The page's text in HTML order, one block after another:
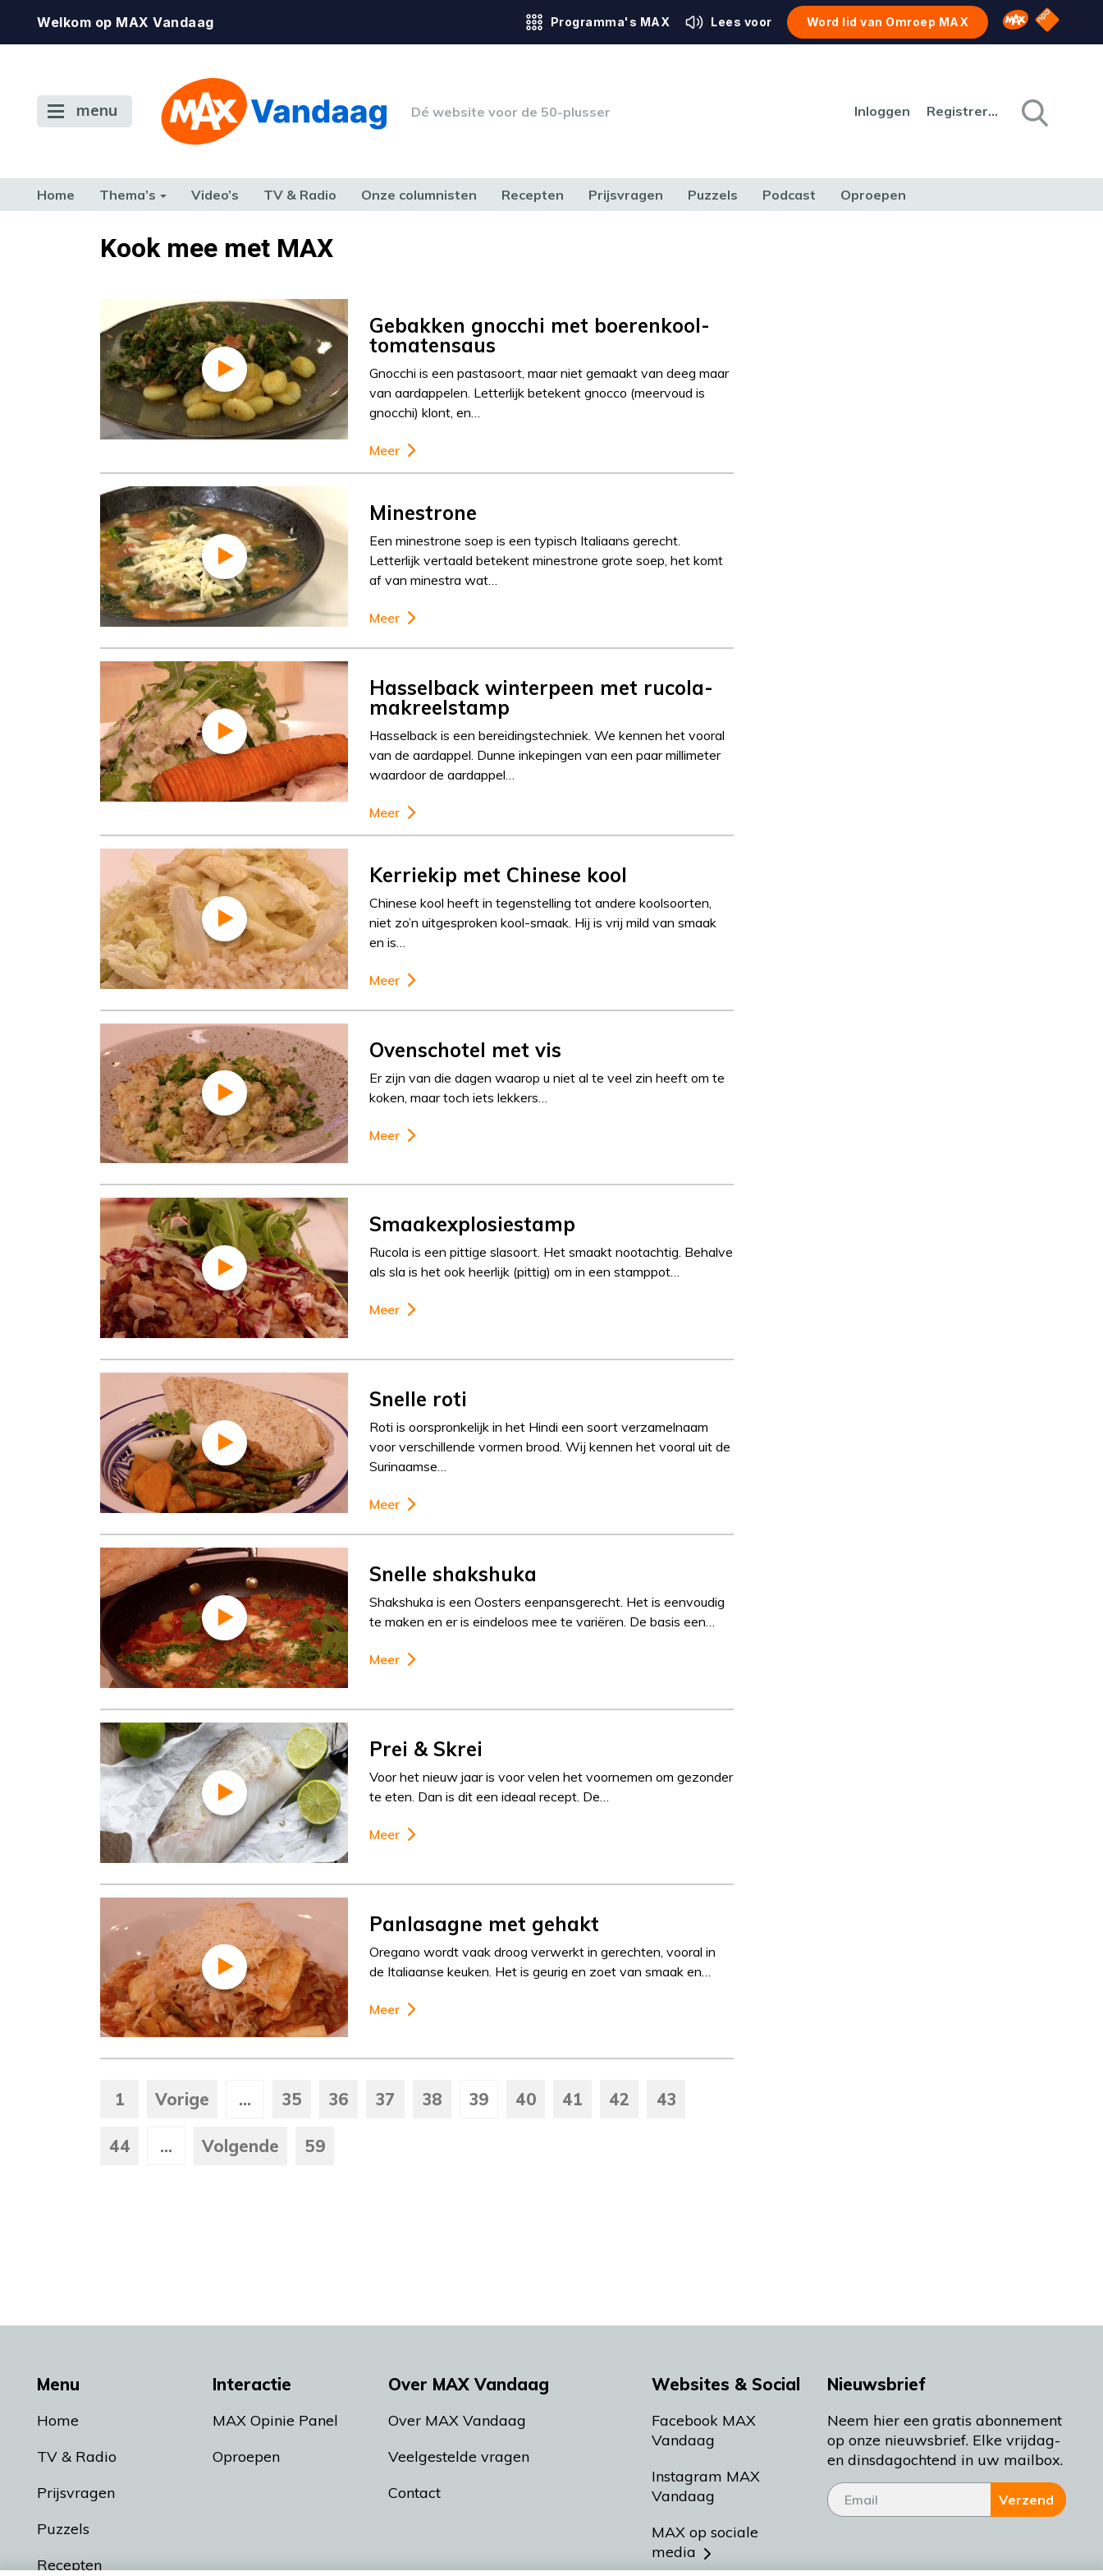
Welkom op MAX Vandaag Programma's MAX Lees voor Word lid van Omroep MAX Omroep MAX
NPO
menu Dé website voor de 50-plusser Inloggen Registreren
Home Thema’s Video’s TV & Radio Onze columnisten Recepten Prijsvragen Puzzels Podcast Oproepen
TERUG NAAR TOENKook mee met MAX
Gebakken gnocchi met boerenkool-
tomatensaus
Gnocchi is een pastasoort, maar niet gemaakt van deeg maar
van aardappelen. Letterlijk betekent gnocco (meervoud is
gnocchi) klont, en…
Meer
Minestrone
Een minestrone soep is een typisch Italiaans gerecht.
Letterlijk vertaald betekent minestrone grote soep, het komt
af van minestra wat…
Meer
Hasselback winterpeen met rucola-
makreelstamp
Hasselback is een bereidingstechniek. We kennen het vooral
van de aardappel. Dunne inkepingen van een paar millimeter
waardoor de aardappel…
Meer
Kerriekip met Chinese kool
Chinese kool heeft in tegenstelling tot andere koolsoorten,
niet zo’n uitgesproken kool-smaak. Hij is vrij mild van smaak
en is…
Meer
Ovenschotel met vis
Er zijn van die dagen waarop u niet al te veel zin heeft om te
koken, maar toch iets lekkers…
Meer
Smaakexplosiestamp
Rucola is een pittige slasoort. Het smaakt nootachtig. Behalve
als sla is het ook heerlijk (pittig) om in een stamppot…
Meer
Snelle roti
Roti is oorspronkelijk in het Hindi een soort verzamelnaam
voor verschillende vormen brood. Wij kennen het vooral uit de
Surinaamse…
Meer
Snelle shakshuka
Shakshuka is een Oosters eenpansgerecht. Het is eenvoudig
te maken en er is eindeloos mee te variëren. De basis een…
Meer
Prei & Skrei
Voor het nieuw jaar is voor velen het voornemen om gezonder
te eten. Dan is dit een ideaal recept. De…
Meer
Panlasagne met gehakt
Oregano wordt vaak droog verwerkt in gerechten, vooral in
de Italiaanse keuken. Het is geurig en zoet van smaak en…
Meer
1 Vorige ... 35 36 37 38 39 40 41 42 43
44 ... Volgende 59
Menu
Home
TV & Radio
Prijsvragen
Puzzels
Recepten
Interactie
MAX Opinie Panel
Oproepen
Over MAX Vandaag
Over MAX Vandaag
Veelgestelde vragen
Contact
Websites & Social
Facebook MAX
Vandaag
Instagram MAX
Vandaag
MAX op sociale
media
Nieuwsbrief
Neem hier een gratis abonnement
op onze nieuwsbrief. Elke vrijdag-
en dinsdagochtend in uw mailbox.
Verzend